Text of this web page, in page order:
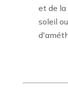
et de la
soleil